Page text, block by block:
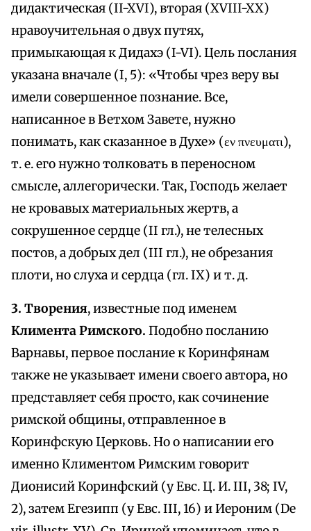
дидактическая (II-XVI), вторая (XVIII-XX)
нравоучительная о двух путях,
примыкающая к Дидахэ (I-VI). Цель послания
указана вначале (I, 5): «Чтобы чрез веру вы
имели совершенное познание. Все,
написанное в Ветхом Завете, нужно
понимать, как сказанное в Духе» (εν πνευματι),
т. е. его нужно толковать в переносном
смысле, аллегорически. Так, Господь желает
не кровавых материальных жертв, а
сокрушенное сердце (II гл.), не телесных
постов, а добрых дел (III гл.), не обрезания
плоти, но слуха и сердца (гл. IX) и т. д.
3. Творения, известные под именем
Климента Римского. Подобно посланию
Варнавы, первое послание к Коринфянам
также не указывает имени своего автора, но
представляет себя просто, как сочинение
римской общины, отправленное в
Коринфскую Церковь. Но о написании его
именно Климентом Римским говорит
Дионисий Коринфский (у Евc. Ц. И. III, 38; IV,
2), затем Егезипп (у Евс. III, 16) и Иероним (De